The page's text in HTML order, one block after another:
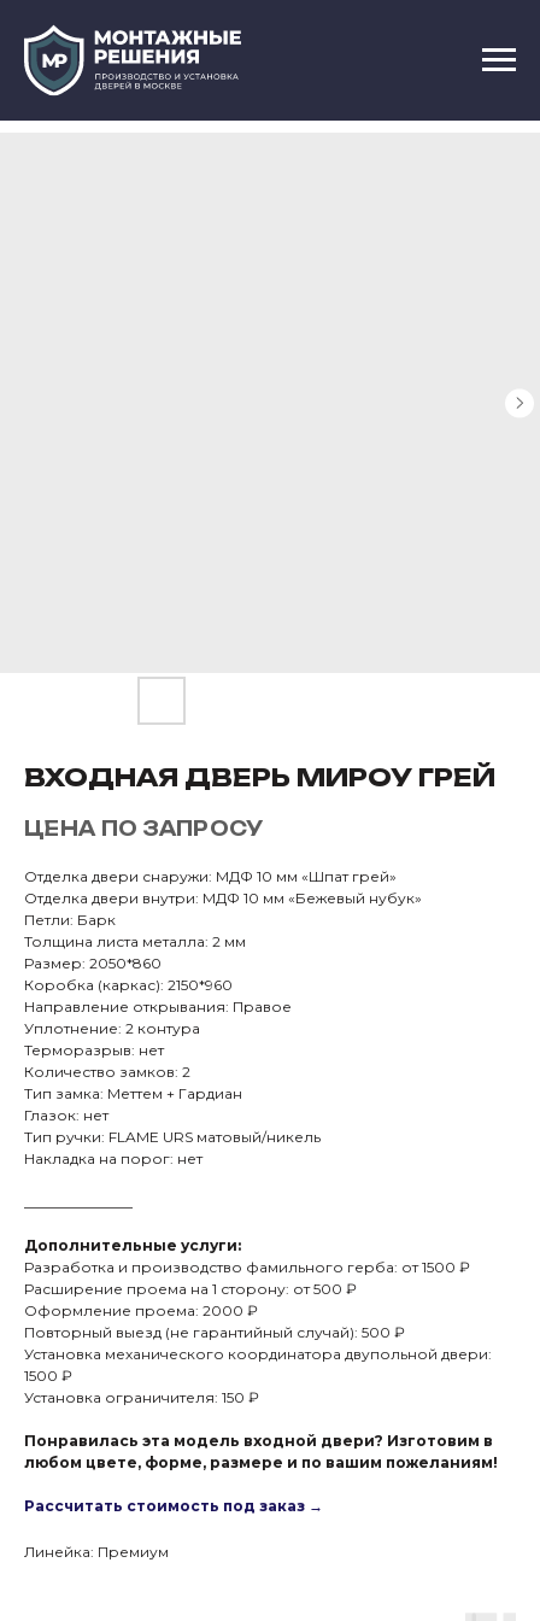
ВХОДНАЯ ДВЕРЬ МИРОУ ГРЕЙ
ЦЕНА ПО ЗАПРОСУ
Отделка двери снаружи: МДФ 10 мм «Шпат грей»
Отделка двери внутри: МДФ 10 мм «Бежевый нубук»
Петли: Барк
Толщина листа металла: 2 мм
Размер: 2050*860
Коробка (каркас): 2150*960
Направление открывания: Правое
Уплотнение: 2 контура
Терморазрыв: нет
Количество замков: 2
Тип замка: Меттем + Гардиан
Глазок: нет
Тип ручки: FLAME URS матовый/никель
Накладка на порог: нет
Дополнительные услуги:
Разработка и производство фамильного герба: от 1500 ₽
Расширение проема на 1 сторону: от 500 ₽
Оформление проема: 2000 ₽
Повторный выезд (не гарантийный случай): 500 ₽
Установка механического координатора двупольной двери:
1500 ₽
Установка ограничителя: 150 ₽
Понравилась эта модель входной двери? Изготовим в
любом цвете, форме, размере и по вашим пожеланиям!
Рассчитать стоимость под заказ →
Линейка: Премиум